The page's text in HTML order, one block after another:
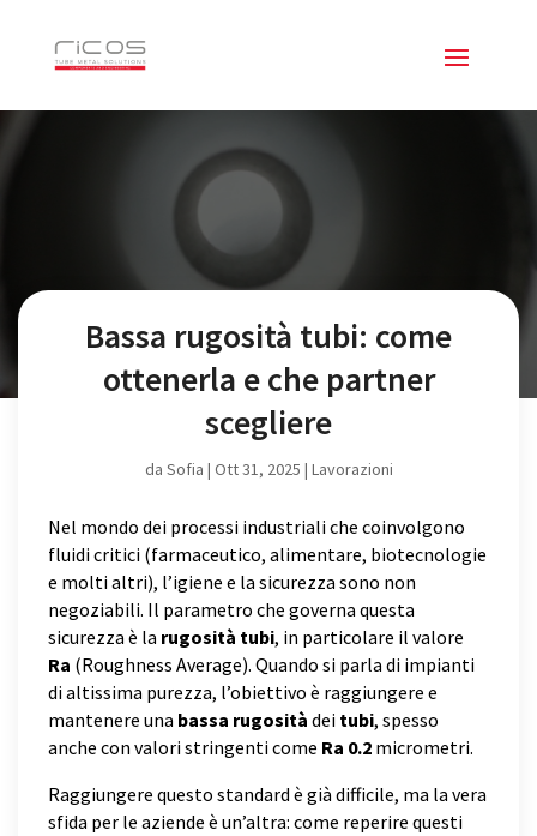
Bassa rugosità tubi: come
ottenerla e che partner
scegliere
da Sofia | Ott 31, 2025 | Lavorazioni
Nel mondo dei processi industriali che coinvolgono
fluidi critici (farmaceutico, alimentare, biotecnologie
e molti altri), l’igiene e la sicurezza sono non
negoziabili. Il parametro che governa questa
sicurezza è la rugosità tubi, in particolare il valore
Ra (Roughness Average). Quando si parla di impianti
di altissima purezza, l’obiettivo è raggiungere e
mantenere una bassa rugosità dei tubi, spesso
anche con valori stringenti come Ra 0.2 micrometri.
Raggiungere questo standard è già difficile, ma la vera
sfida per le aziende è un’altra: come reperire questi